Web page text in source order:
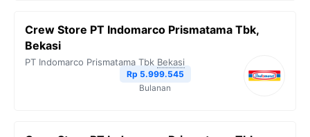
Crew Store PT Indomarco Prismatama Tbk,
Bekasi
PT Indomarco Prismatama Tbk Bekasi
Rp 5.999.545
Bulanan